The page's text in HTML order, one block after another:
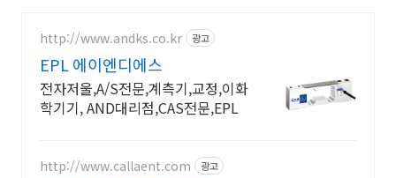
http://www.andks.co.kr 광고
EPL 에이엔디에스
전자저울,A/S전문,계측기,교정,이화
학기기, AND대리점,CAS전문,EPL
http://www.callaent.com 광고